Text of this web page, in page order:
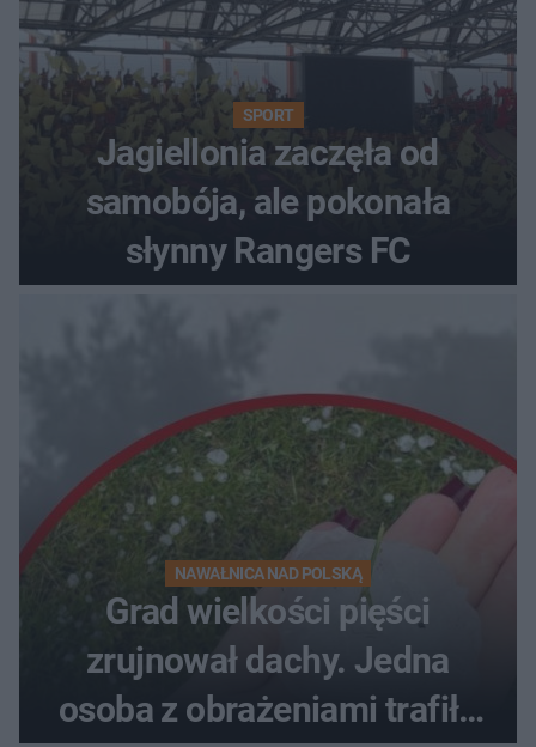
SPORT
Jagiellonia zaczęła od
samobója, ale pokonała
słynny Rangers FC
NAWAŁNICA NAD POLSKĄ
Grad wielkości pięści
zrujnował dachy. Jedna
osoba z obrażeniami trafiła